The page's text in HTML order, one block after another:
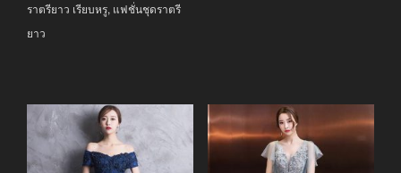
ราตรียาว เรียบหรู, แฟชั่นชุดราตรี
ยาว